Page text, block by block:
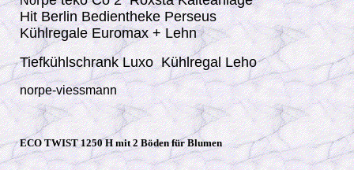
Hit Berlin Bedientheke Perseus
Kühlregale Euromax + Lehn
Tiefkühlschrank Luxo Kühlregal Leho
norpe-viessmann
ECO TWIST 1250 H mit 2 Böden für Blumen